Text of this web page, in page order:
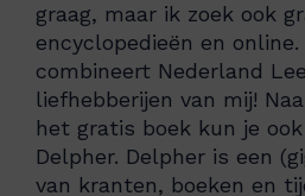
graag, maar ik zoek ook
encyclopedieën en
combineert Nederland
liefhebberijen van mij!
het gratis boek kun je
Delpher. Delpher is een
van kranten, boeken en